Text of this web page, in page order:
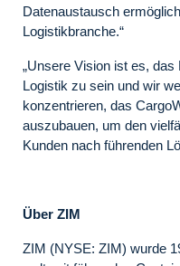
Datenaustausch
Logistikbranche.“
„Unsere Vision ist es,
Logistik zu sein und wir
konzentrieren, das
auszubauen, um den
Kunden nach führenden
Über ZIM
ZIM (NYSE: ZIM) wurde